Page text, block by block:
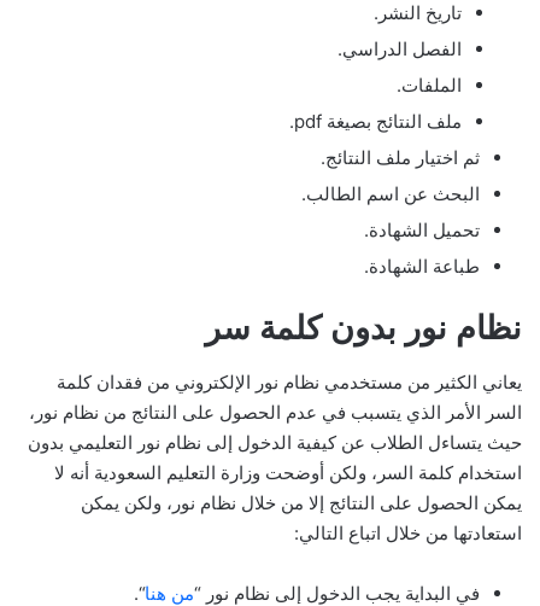
تاريخ النشر.
الفصل الدراسي.
الملفات.
ملف النتائج بصيغة pdf.
ثم اختيار ملف النتائج.
البحث عن اسم الطالب.
تحميل الشهادة.
طباعة الشهادة.
نظام نور بدون كلمة سر
يعاني الكثير من مستخدمي نظام نور الإلكتروني من فقدان كلمة
السر الأمر الذي يتسبب في عدم الحصول على النتائج من نظام نور،
حيث يتساءل الطلاب عن كيفية الدخول إلى نظام نور التعليمي بدون
استخدام كلمة السر، ولكن أوضحت وزارة التعليم السعودية أنه لا
يمكن الحصول على النتائج إلا من خلال نظام نور، ولكن يمكن
استعادتها من خلال اتباع التالي:
في البداية يجب الدخول إلى نظام نور “من هنا“.